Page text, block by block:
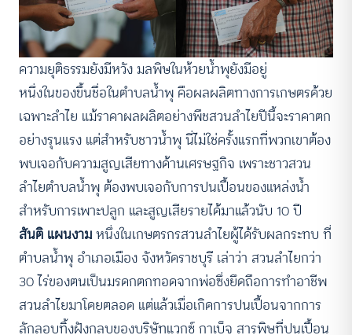
ความยุติธรรมยังมีหวัง มลพิษในห้วยน้ำพุยังมีอยู่
หนึ่งในของขึ้นชื่อในตำบลน้ำพุ คือผลผลิตทางการเกษตรด้วย
เฉพาะลำไย แม้ราคาผลผลิตอย่างพืชสวนลำไยปีนี้จะราคาตก
อย่างรุนแรง แต่สำหรับชาวน้ำพุ นี่ไม่ใช่ครั้งแรกที่พวกเขาต้อง
พบเจอกับความสูญเสียทางด้านเศรษฐกิจ เพราะชาวสวน
ลำไยตำบลน้ำพุ ต้องพบเจอกับการปนเปื้อนของแหล่งน้ำ
สำหรับการเพาะปลูก และสูญเสียรายได้มาแล้วนับ 10 ปี
สันติ แผนงามหนึ่งในเกษตรกรสวนลำไยผู้ได้รับผลกระทบ ที่
ตำบลน้ำพุ อำเภอเมือง จังหวัดราชบุรี เล่าว่า สวนลำไยกว่า
30 ไร่ของตนเป็นมรดกตกทอดจากพ่อซึ่งยึดถือการทำอาชีพ
สวนลำไยมาโดยตลอด แต่แล้วเมื่อเกิดการปนเปื้อนจากการ
ลักลอบทิ้งฝังกลบของบริษัทแวกซ์ กาเบ็จ สารพิษที่ปนเปื้อน